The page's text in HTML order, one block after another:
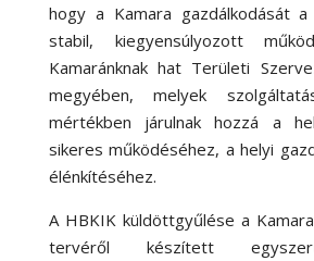
hogy a Kamara gazdálkodását
stabil, kiegyensúlyozott
Kamaránknak hat Területi
megyében, melyek
mértékben járulnak hozzá a
sikeres működéséhez, a helyi
élénkítéséhez.
A HBKIK küldöttgyűlése a
tervéről készített